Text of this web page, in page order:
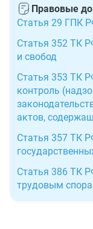
Правовые
Статья 29 ГПК
Статья 352 ТК
и свобод
Статья 353 ТК
контроль
актов,
Статья 357 ТК
Статья 386 ТК
трудовым